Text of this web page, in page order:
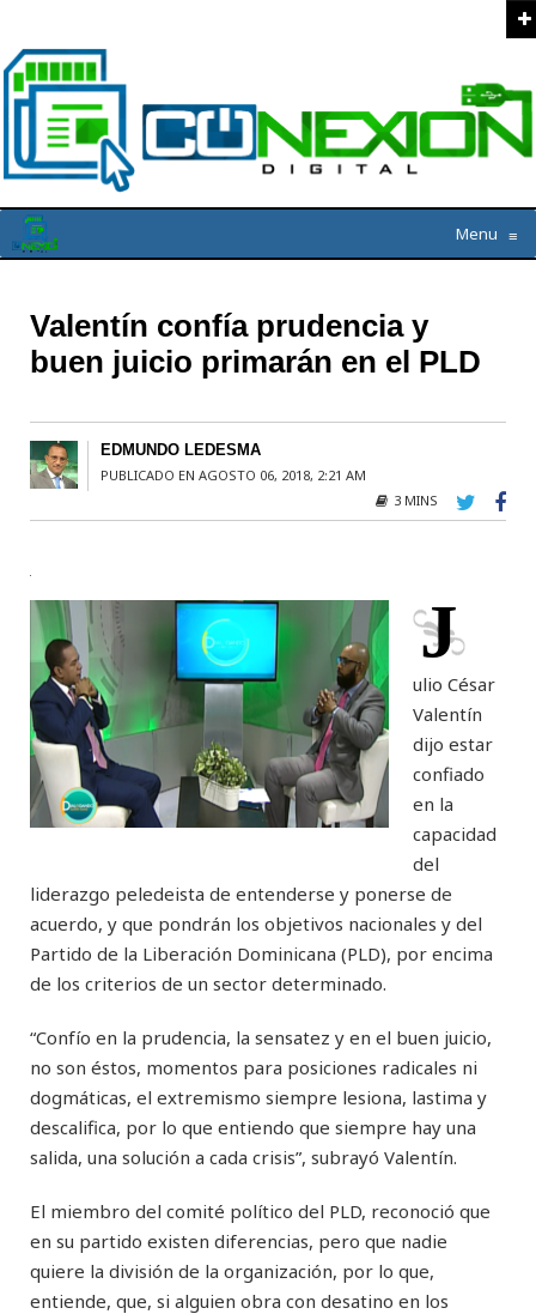
Menu ≡
Valentín confía prudencia y
buen juicio primarán en el PLD
EDMUNDO LEDESMA
PUBLICADO EN AGOSTO 06, 2018, 2:21 AM
3 MINS
J
ulio César
Valentín
dijo estar
confiado
en la
capacidad
del
liderazgo peledeista de entenderse y ponerse de
acuerdo, y que pondrán los objetivos nacionales y del
Partido de la Liberación Dominicana (PLD), por encima
de los criterios de un sector determinado.
“Confío en la prudencia, la sensatez y en el buen juicio,
no son éstos, momentos para posiciones radicales ni
dogmáticas, el extremismo siempre lesiona, lastima y
descalifica, por lo que entiendo que siempre hay una
salida, una solución a cada crisis”, subrayó Valentín.
El miembro del comité político del PLD, reconoció que
en su partido existen diferencias, pero que nadie
quiere la división de la organización, por lo que,
entiende, que, si alguien obra con desatino en los